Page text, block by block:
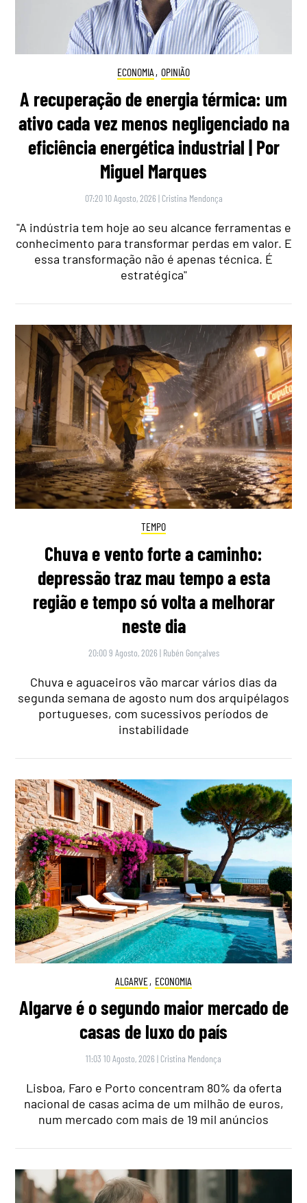
ECONOMIA , OPINIÃO
A recuperação de energia térmica: um
ativo cada vez menos negligenciado na
eficiência energética industrial | Por
Miguel Marques
07:20 10 Agosto, 2026 | Cristina Mendonça
"A indústria tem hoje ao seu alcance ferramentas e
conhecimento para transformar perdas em valor. E
essa transformação não é apenas técnica. É
estratégica"
TEMPO
Chuva e vento forte a caminho:
depressão traz mau tempo a esta
região e tempo só volta a melhorar
neste dia
20:00 9 Agosto, 2026 | Rubén Gonçalves
Chuva e aguaceiros vão marcar vários dias da
segunda semana de agosto num dos arquipélagos
portugueses, com sucessivos períodos de
instabilidade
ALGARVE, ECONOMIA
Algarve é o segundo maior mercado de
casas de luxo do país
11:03 10 Agosto, 2026 | Cristina Mendonça
Lisboa, Faro e Porto concentram 80% da oferta
nacional de casas acima de um milhão de euros,
num mercado com mais de 19 mil anúncios